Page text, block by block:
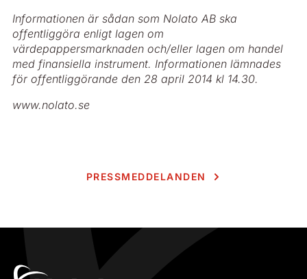
Informationen är sådan som Nolato AB ska
offentliggöra enligt lagen om
värdepappersmarknaden och/eller lagen om handel
med finansiella instrument. Informationen lämnades
för offentliggörande den 28 april 2014 kl 14.30.
www.nolato.se
PRESSMEDDELANDEN